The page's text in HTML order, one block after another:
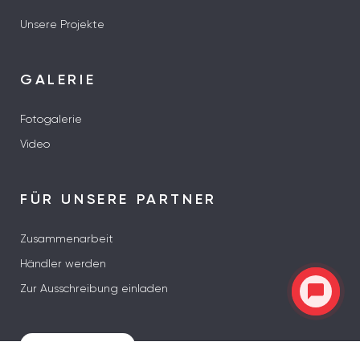
Unsere Projekte
GALERIE
Fotogalerie
Video
FÜR UNSERE PARTNER
Zusammenarbeit
Händler werden
Zur Ausschreibung einladen